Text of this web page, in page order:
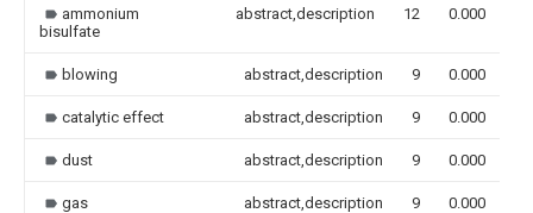
ammonium
bisulfate
abstract,description 12 0.000
blowing abstract,description 9 0.000
catalytic effect abstract,description 9 0.000
dust abstract,description 9 0.000
gas abstract,description 9 0.000